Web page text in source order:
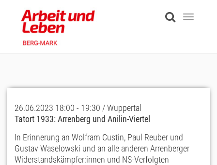
content
Toggle
26.06.2023 18:00 - 19:30 / Wuppertal
Tatort 1933: Arrenberg und Anilin-Viertel
In Erinnerung an Wolfram Custin, Paul Reuber und
Gustav Waselowski und an alle anderen Arrenberger
Widerstandskämpfer:innen und NS-Verfolgten